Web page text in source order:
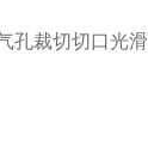
孔裁切切口光滑